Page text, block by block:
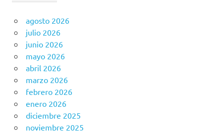
agosto 2026
julio 2026
junio 2026
mayo 2026
abril 2026
marzo 2026
febrero 2026
enero 2026
diciembre 2025
noviembre 2025